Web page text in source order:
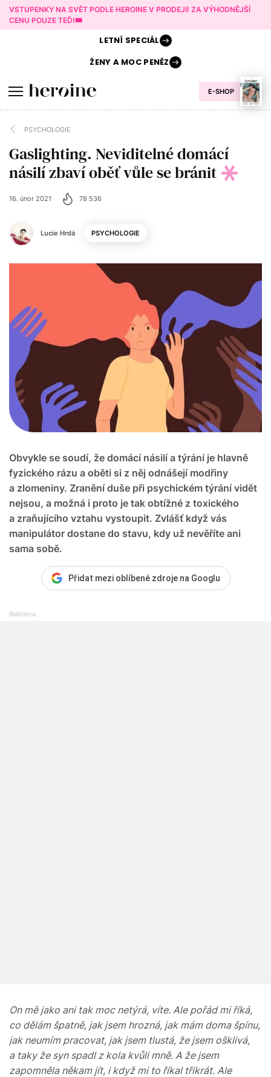
VSTUPENKY NA SVĚT PODLE HEROINE V PRODEJI! ZA VÝHODNĚJŠÍ
CENU POUZE TEĎ!🎟️
E-SHOP
LETNÍ SPECIÁL
ŽENY AMOC PENĚZ
PSYCHOLOGIE
Gaslighting. Neviditelné domácí
násilí zbaví oběť vůle se bránit
Lucie Hrdá
16. únor 2021 78 536
PSYCHOLOGIE
Obvykle se soudí, že domácí násilí a týrání je hlavně
fyzického rázu a oběti si z něj odnášejí modřiny
a zlomeniny. Zranění duše při psychickém týrání vidět
nejsou, a možná i proto je tak obtížné z toxického
a zraňujícího vztahu vystoupit. Zvlášť když vás
manipulátor dostane do stavu, kdy už nevěříte ani
sama sobě.
Přidat mezi oblíbené zdroje na Googlu
On mě jako ani tak moc netýrá, víte. Ale pořád mi říká,
co dělám špatně, jak jsem hrozná, jak mám doma špínu,
jak neumím pracovat, jak jsem tlustá, že jsem ošklivá,
a taky že syn spadl z kola kvůli mně. A že jsem
zapomněla někam jít, i když mi to říkal třikrát. Ale